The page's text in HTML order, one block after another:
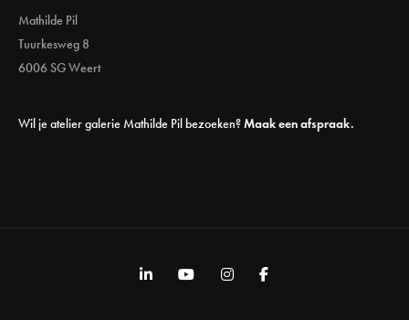
Mathilde Pil
Tuurkesweg 8
6006 SG Weert
Wil je atelier galerie Mathilde Pil bezoeken?Maak een afspraak.